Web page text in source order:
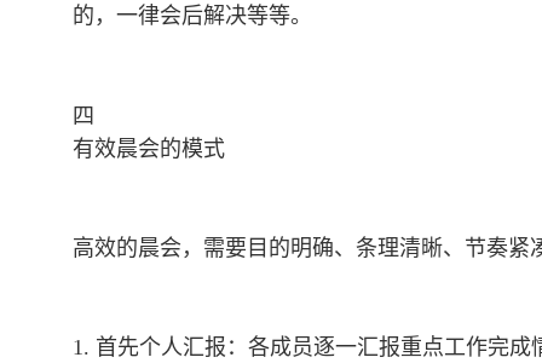
的，一律会后解决等等。
四
有效晨会的模式
高效的晨会，需要目的明确、条理清晰、节奏
1. 首先个人汇报：各成员逐一汇报重点工作完